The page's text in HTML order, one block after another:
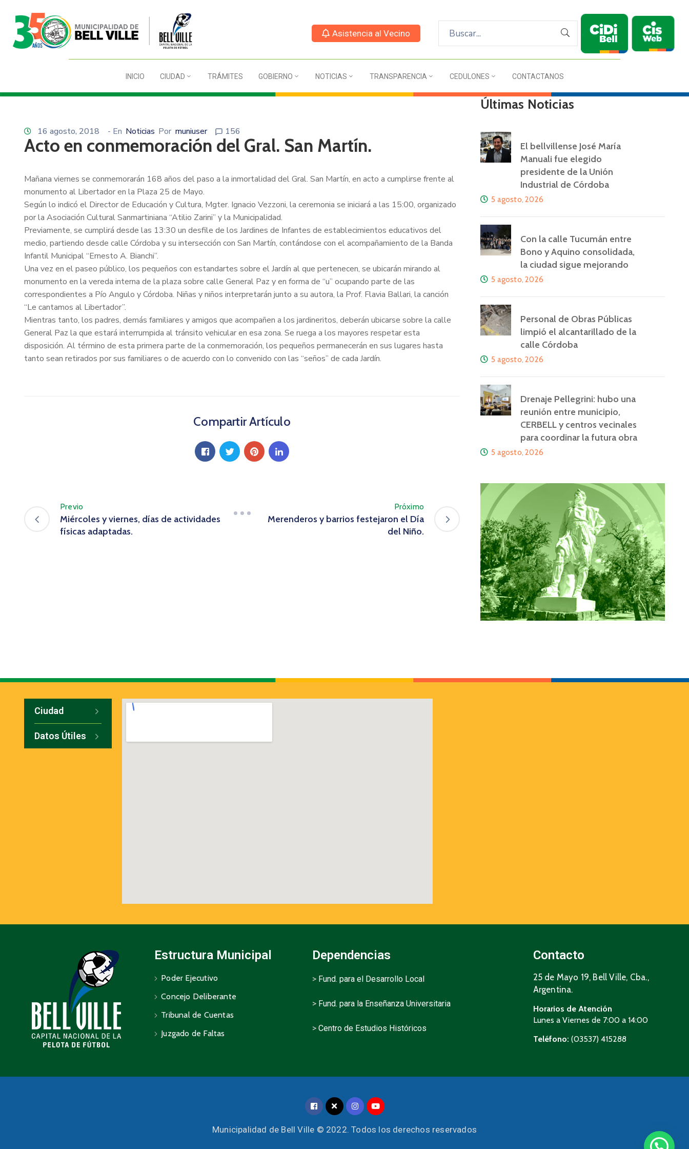
Asistencia al Vecino
INICIO CIUDAD TRÁMITES GOBIERNO NOTICIAS TRANSPARENCIA CEDULONES CONTACTANOS
16 agosto, 2018 - En Noticias Por muniuser 156
Acto en conmemoración del Gral. San Martín.
Mañana viernes se conmemorarán 168 años del paso a la inmortalidad del Gral. San Martín, en acto a cumplirse frente al
monumento al Libertador en la Plaza 25 de Mayo.
Según lo indicó el Director de Educación y Cultura, Mgter. Ignacio Vezzoni, la ceremonia se iniciará a las 15:00, organizado
por la Asociación Cultural Sanmartiniana “Atilio Zarini” y la Municipalidad.
Previamente, se cumplirá desde las 13:30 un desfile de los Jardines de Infantes de establecimientos educativos del
medio, partiendo desde calle Córdoba y su intersección con San Martín, contándose con el acompañamiento de la Banda
Infantil Municipal “Ernesto A. Bianchi”.
Una vez en el paseo público, los pequeños con estandartes sobre el Jardín al que pertenecen, se ubicarán mirando al
monumento en la vereda interna de la plaza sobre calle General Paz y en forma de “u” ocupando parte de las
correspondientes a Pío Angulo y Córdoba. Niñas y niños interpretarán junto a su autora, la Prof. Flavia Ballari, la canción
“Le cantamos al Libertador”.
Mientras tanto, los padres, demás familiares y amigos que acompañen a los jardineritos, deberán ubicarse sobre la calle
General Paz la que estará interrumpida al tránsito vehicular en esa zona. Se ruega a los mayores respetar esta
disposición. Al término de esta primera parte de la conmemoración, los pequeños permanecerán en sus lugares hasta
tanto sean retirados por sus familiares o de acuerdo con lo convenido con las “seños” de cada Jardín.
Compartir Artículo
Previo
Miércoles y viernes, días de actividades
físicas adaptadas.
Próximo
Merenderos y barrios festejaron el Día
del Niño.
Últimas Noticias
El bellvillense José María
Manuali fue elegido
presidente de la Unión
Industrial de Córdoba
5 agosto, 2026
Con la calle Tucumán entre
Bono y Aquino consolidada,
la ciudad sigue mejorando
5 agosto, 2026
Personal de Obras Públicas
limpió el alcantarillado de la
calle Córdoba
5 agosto, 2026
Drenaje Pellegrini: hubo una
reunión entre municipio,
CERBELL y centros vecinales
para coordinar la futura obra
5 agosto, 2026
Ciudad
Datos Útiles
Estructura Municipal
Poder Ejecutivo
Concejo Deliberante
Tribunal de Cuentas
Juzgado de Faltas
Dependencias
> Fund. para el Desarrollo Local
> Fund. para la Enseñanza Universitaria
> Centro de Estudios Históricos
Contacto
25 de Mayo 19, Bell Ville, Cba.,
Argentina.
Horarios de Atención
Lunes a Viernes de 7:00 a 14:00
Teléfono: (03537) 415288
Municipalidad de Bell Ville © 2022. Todos los derechos reservados